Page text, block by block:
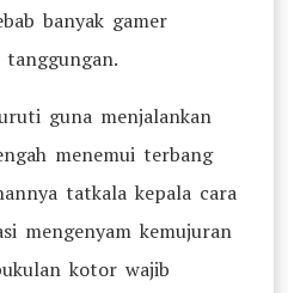
banyak gamer
tanggungan.
guna menjalankan
menemui terbang
tatkala kepala cara
mengenyam kemujuran
kotor wajib